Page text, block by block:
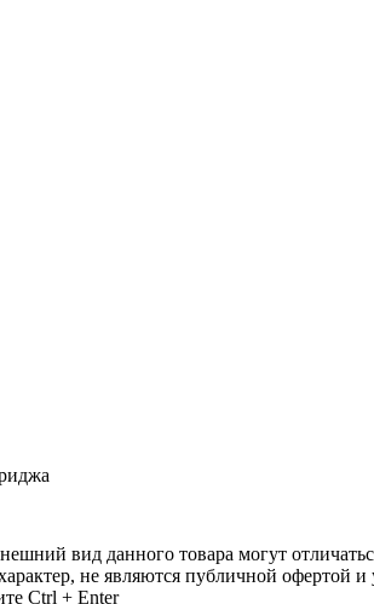
вид данного товара могут
не являются публичной офертой и
Ctrl + Enter